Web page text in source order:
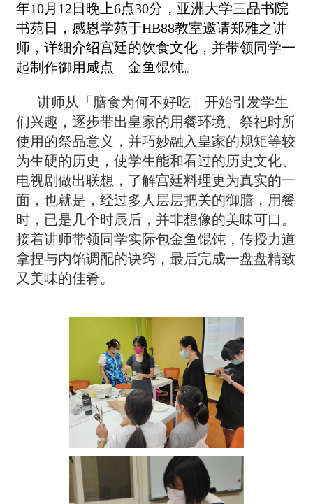
年10月12日晚上6点30分，亚洲大学三品书院
书苑日，感恩学苑于HB88教室邀请郑雅之讲
师，详细介绍宫廷的饮食文化，并带领同学一
起制作御用咸点—金鱼馄饨。
讲师从「膳食为何不好吃」开始引发学生
们兴趣，逐步带出皇家的用餐环境、祭祀时所
使用的祭品意义，并巧妙融入皇家的规矩等较
为生硬的历史，使学生能和看过的历史文化、
电视剧做出联想，了解宫廷料理更为真实的一
面，也就是，经过多人层层把关的御膳，用餐
时，已是几个时辰后，并非想像的美味可口。
接着讲师带领同学实际包金鱼馄饨，传授力道
拿捏与内馅调配的诀窍，最后完成一盘盘精致
又美味的佳肴。